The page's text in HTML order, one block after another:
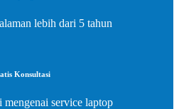
lebih dari 5 tahun
Konsultasi
mengenai service laptop